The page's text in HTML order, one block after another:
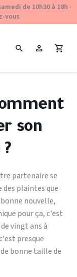
de 10h30 à 18h ·
vous
son
partenaire se
des plaintes que
nouvelle,
pour ça, c'est
vingt ans à
presque
bonne taille de